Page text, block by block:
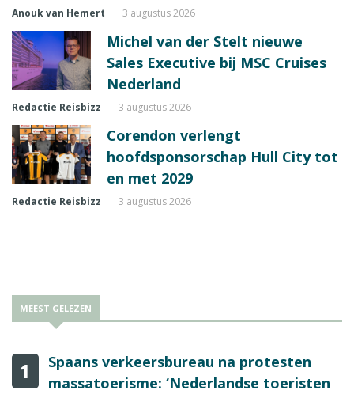
Anouk van Hemert 3 augustus 2026
Michel van der Stelt nieuwe
Sales Executive bij MSC Cruises
Nederland
Redactie Reisbizz 3 augustus 2026
Corendon verlengt
hoofdsponsorschap Hull City tot
en met 2029
Redactie Reisbizz 3 augustus 2026
MEEST GELEZEN
1
Spaans verkeersbureau na protesten
massatoerisme: ‘Nederlandse toeristen